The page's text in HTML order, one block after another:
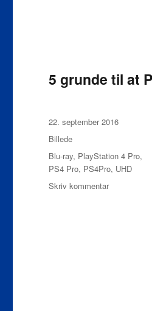
PS4
er
5 grunde til at
Udgivet
22. september 2016
Format
Billede
Tags
Blu-ray, PlayStation 4 Pro,
PS4 Pro, PS4Pro, UHD
Skriv kommentartil